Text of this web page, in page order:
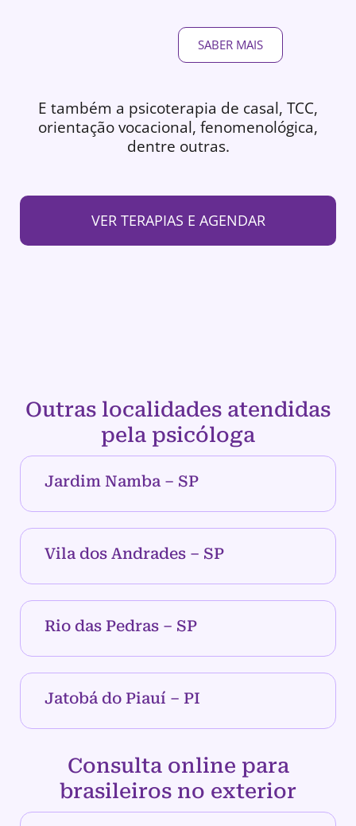
SABER MAIS
E também a psicoterapia de casal, TCC,
orientação vocacional, fenomenológica,
dentre outras.
VER TERAPIAS E AGENDAR
Outras localidades atendidas
pela psicóloga
Jardim Namba – SP
Vila dos Andrades – SP
Rio das Pedras – SP
Jatobá do Piauí – PI
Consulta online para
brasileiros no exterior